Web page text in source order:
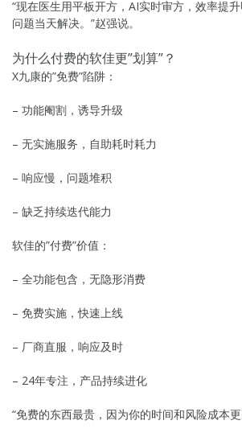
“现在医生用平板开方，AI实时审方，效率提
问题当天解决。”赵强说。
为什么付费的软佳更”划算”？
X九康的”免费”陷阱：
– 功能阉割，诱导升级
– 无实施服务，自助耗时耗力
– 响应慢，问题堆积
– 缺乏持续迭代能力
软佳的”付费”价值：
– 全功能包含，无隐形消费
– 免费实施，快速上线
– 厂商直服，响应及时
– 24年专注，产品持续进化
“免费的东西最贵，因为你的时间和风险成本更